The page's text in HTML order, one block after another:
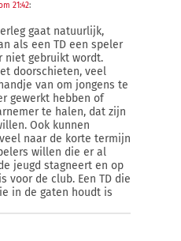
21:42:
gaat natuurlijk,
als een TD een speler
niet gebruikt wordt.
doorschieten, veel
van om jongens te
gewerkt hebben of
te halen, dat zijn
Ook kunnen
naar de korte termijn
willen die er al
jeugd stagneert en op
voor de club. Een TD die
in de gaten houdt is